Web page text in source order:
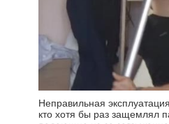
Неправильная
кто хотя бы раз защемлял